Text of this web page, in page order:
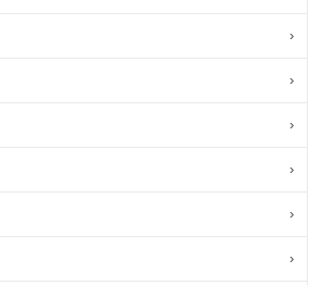
›
›
›
›
›
›